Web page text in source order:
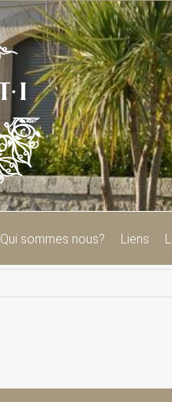
Qui sommes nous? Liens